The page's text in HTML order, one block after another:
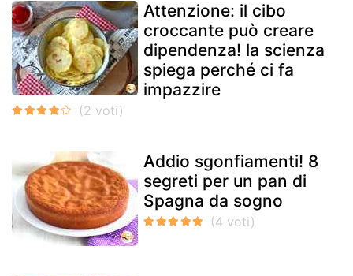
Attenzione: il cibo
croccante può creare
dipendenza! la scienza
spiega perché ci fa
impazzire
Addio sgonfiamenti! 8
segreti per un pan di
Spagna da sogno